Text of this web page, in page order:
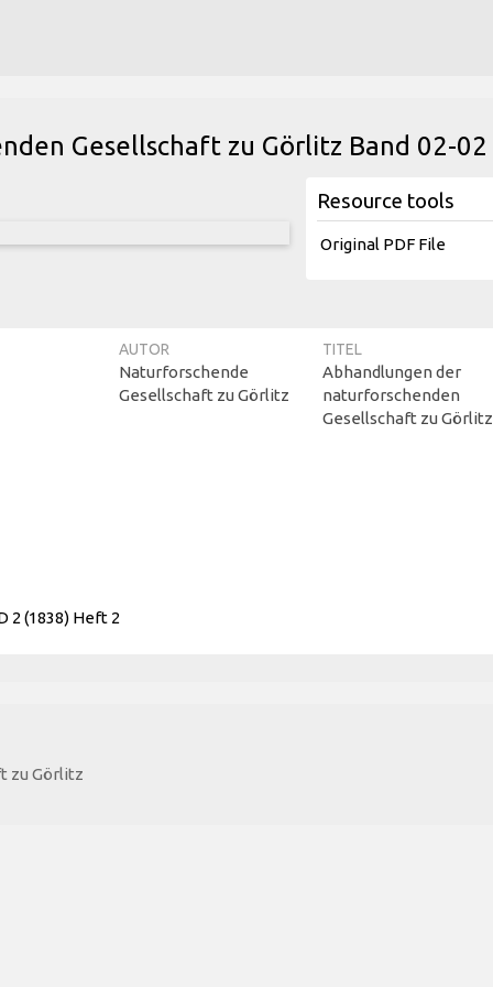
Gesellschaft zu Görlitz Band 02-02
Resource tools
Original PDF File
AUTOR
Naturforschende
Gesellschaft zu Görlitz
TITEL
Abhandlungen der
naturforschenden
Gesellschaft zu Görlitz
2 (1838) Heft 2
zu Görlitz